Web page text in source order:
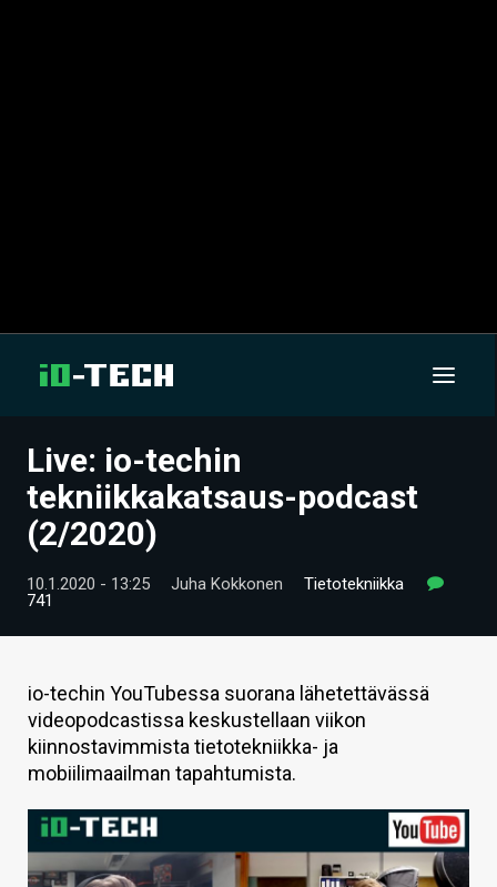
UUTISET
ARTIKKELIT
VIDEOT
HINTA.FI
KAUPPA
VAIHDA TEEMA
Live: io-techin
tekniikkakatsaus-podcast
(2/2020)
10.1.2020 - 13:25 Juha Kokkonen
Tietotekniikka
741
io-techin YouTubessa suorana lähetettävässä
videopodcastissa keskustellaan viikon
kiinnostavimmista tietotekniikka- ja
mobiilimaailman tapahtumista.